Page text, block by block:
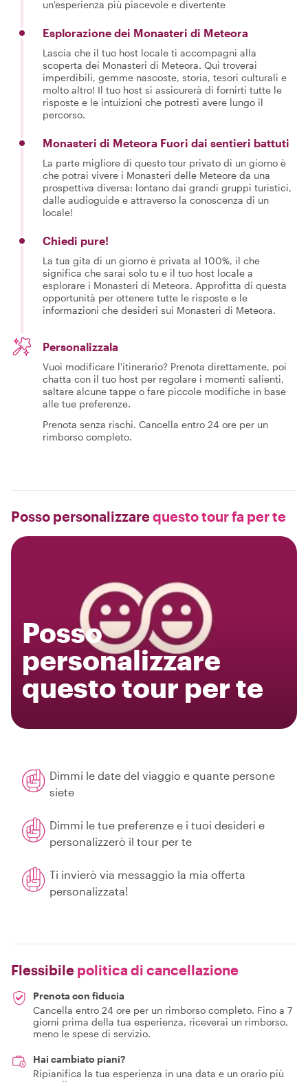
un'esperienza più piacevole e divertente
Esplorazione dei Monasteri di Meteora
Lascia che il tuo host locale ti accompagni alla
scoperta dei Monasteri di Meteora. Qui troverai
imperdibili, gemme nascoste, storia, tesori culturali e
molto altro! Il tuo host si assicurerà di fornirti tutte le
risposte e le intuizioni che potresti avere lungo il
percorso.
Monasteri di Meteora Fuori dai sentieri battuti
La parte migliore di questo tour privato di un giorno è
che potrai vivere i Monasteri delle Meteore da una
prospettiva diversa: lontano dai grandi gruppi turistici,
dalle audioguide e attraverso la conoscenza di un
locale!
Chiedi pure!
La tua gita di un giorno è privata al 100%, il che
significa che sarai solo tu e il tuo host locale a
esplorare i Monasteri di Meteora. Approfitta di questa
opportunità per ottenere tutte le risposte e le
informazioni che desideri sui Monasteri di Meteora.
Personalizzala
Vuoi modificare l'itinerario? Prenota direttamente, poi
chatta con il tuo host per regolare i momenti salienti,
saltare alcune tappe o fare piccole modifiche in base
alle tue preferenze.
Prenota senza rischi. Cancella entro 24 ore per un
rimborso completo.
Posso personalizzarequesto tour fa per te
Posso
personalizzare
questo tour per te
Dimmi le date del viaggio e quante persone
siete
Dimmi le tue preferenze e i tuoi desideri e
personalizzerò il tour per te
Ti invierò via messaggio la mia offerta
personalizzata!
Flessibile politica di cancellazione
Prenota con fiducia
Cancella entro 24 ore per un rimborso completo. Fino a 7
giorni prima della tua esperienza, riceverai un rimborso,
meno le spese di servizio.
Hai cambiato piani?
Ripianifica la tua esperienza in una data e un orario più